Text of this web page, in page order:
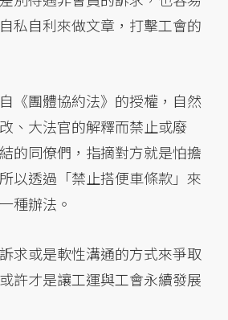
私自利來做文章，打擊工會的
《團體協約法》的授權，自然
、大法官的解釋而禁止或廢
的同僚們，指摘對方就是怕擔
以透過「禁止搭便車條款」來
種辦法。
求或是軟性溝通的方式來爭取
許才是讓工運與工會永續發展